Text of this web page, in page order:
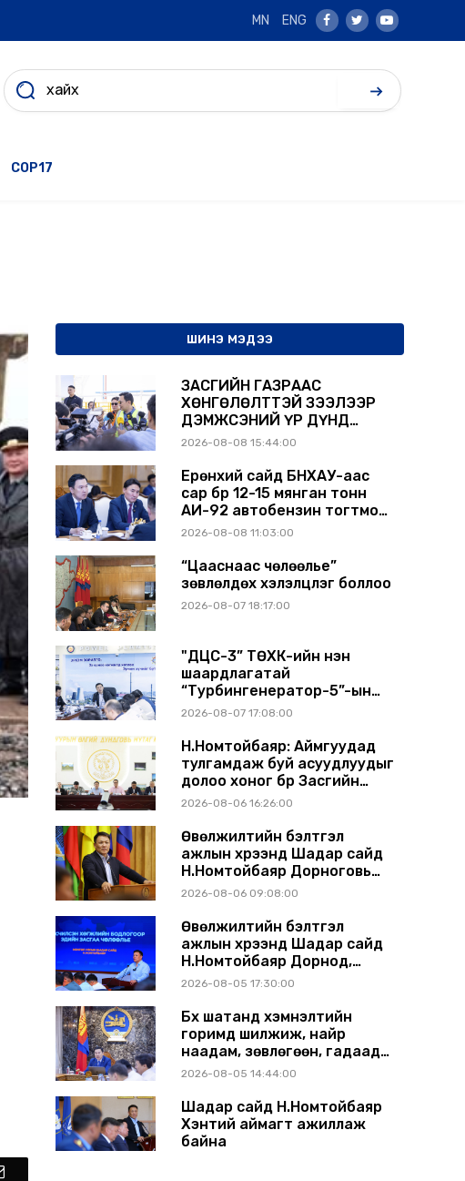
MN ENG
Facebook
TwitterYoutube
COP17
ШИНЭ МЭДЭЭ
ЗАСГИЙН ГАЗРААС
ХӨНГӨЛӨЛТТЭЙ ЗЭЭЛЭЭР
ДЭМЖСЭНИЙ ҮР ДҮНД
ШАТАХУУН ХАДГАЛАХ
АШИГЛАЛТАД ОРЖ БАЙНА
2026-08-08 15:44:00
Ерөнхий сайд БНХАУ-аас
сар бүр 12-15 мянган тонн
АИ-92 автобензин тогтмол
нийлүүлэх хүсэлт тавилаа
2026-08-08 11:03:00
“Цааснаас чөлөөлье”
зөвлөлдөх хэлэлцүүлэг боллоо
2026-08-07 18:17:00
"ДЦС-3” ТӨХК-ийн нэн
шаардлагатай
“Турбингенератор-5”-ын
шинэчлэлийн төсвийг
2026-08-07 17:08:00
Н.Номтойбаяр: Аймгуудад
тулгамдаж буй асуудлуудыг
долоо хоног бүр Засгийн
газрын хуралдаанд
2026-08-06 16:26:00
Өвөлжилтийн бэлтгэл
ажлын хүрээнд Шадар сайд
Н.Номтойбаяр Дорноговь
аймагт ажиллав
2026-08-06 09:08:00
Өвөлжилтийн бэлтгэл
ажлын хүрээнд Шадар сайд
Н.Номтойбаяр Дорнод,
Сүхбаатар аймагт ажиллав
2026-08-05 17:30:00
Бүх шатанд хэмнэлтийн
горимд шилжиж, найр
наадам, зөвлөгөөн, гадаад
томилолтыг хориглолоо
2026-08-05 14:44:00
Шадар сайд Н.Номтойбаяр
Хэнтий аймагт ажиллаж
байна